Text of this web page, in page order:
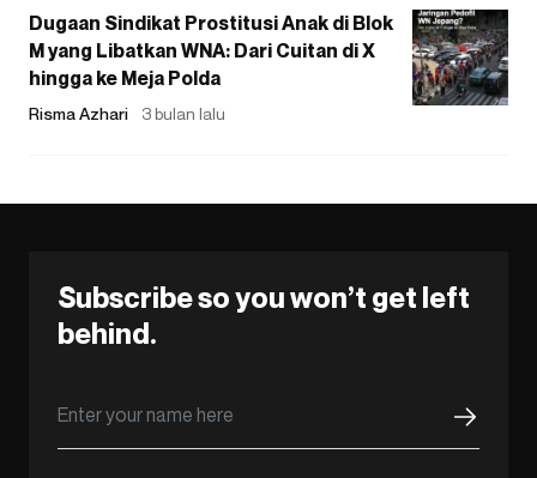
Dugaan Sindikat Prostitusi Anak di Blok
M yang Libatkan WNA: Dari Cuitan di X
hingga ke Meja Polda
Risma Azhari 3 bulan lalu
Subscribe so you won’t get left
behind.